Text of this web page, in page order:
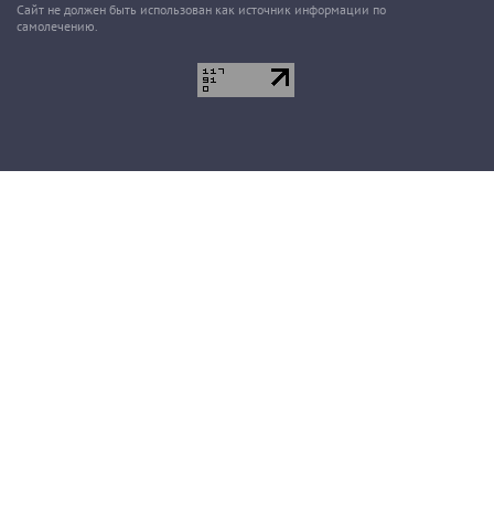
Сайт не должен быть использован как источник информации по
самолечению.